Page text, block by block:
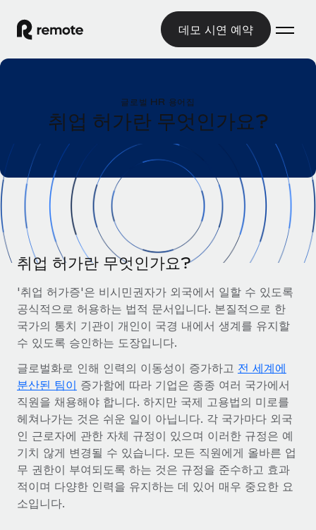
데모 시연 예약
글로벌 고용
글로벌 급여
규정을 준수하며 급여 지급을 손쉽게 처리
기록상 고용주(EOR)
법인 설립 비용 없이 전 세계로 사업을 확장
기록상 계약자
계약자 관리
전 세계 계약자의 온보딩 및 관리
PEO
복잡한 고용 업무를 아웃소싱
인프라
Remote 통합
HR을 워크플로에 매끄럽게 통합
플랫폼
팀을 위한 통합된 핵심 HR 기능
글로벌 서비스 제공
국가별 정보
국가별 글로벌 채용 지원 알아보기
미국 주별 정보
미국 모든 주 전역에서 채용 업무를 간소화
Remote와 다른 솔루션 비교
다른 업체들과 비교해보기
스타트업
성장하는 기업을 위한 민첩한 글로벌 HR 및 급여 솔루션
중견기업
맞춤형 HR 솔루션으로 팀 확장
엔터프라이즈
대기업을 위한 글로벌 HR
리소스
도구 및 계산기
오분류 리스크 평가 도구
국가별 직원 오분류 리스크 확인
국가별 총 인건비 계산
계약자 지급 계산기
글로벌 계약직을 위한 통화 옵션과 지급 소요 시간 확인
REMOTE와 함께 배우기
리서치 및 가이드
사례 연구
HR 용어집
체크리스트 및 템플릿
한국어
English
Nederlands
Français
Deutsch
Español
Italiano
Português (Portugal)
로그인
글로벌 HR 용어집
취업 허가란 무엇인가요?
취업 허가란 무엇인가요?
'취업 허가증'은 비시민권자가 외국에서 일할 수 있도록
공식적으로 허용하는 법적 문서입니다. 본질적으로 한
국가의 통치 기관이 개인이 국경 내에서 생계를 유지할
수 있도록 승인하는 도장입니다.
글로벌화로 인해 인력의 이동성이 증가하고 전 세계에
분산된 팀이 증가함에 따라 기업은 종종 여러 국가에서
직원을 채용해야 합니다. 하지만 국제 고용법의 미로를
헤쳐나가는 것은 쉬운 일이 아닙니다. 각 국가마다 외국
인 근로자에 관한 자체 규정이 있으며 이러한 규정은 예
기치 않게 변경될 수 있습니다. 모든 직원에게 올바른 업
무 권한이 부여되도록 하는 것은 규정을 준수하고 효과
적이며 다양한 인력을 유지하는 데 있어 매우 중요한 요
소입니다.